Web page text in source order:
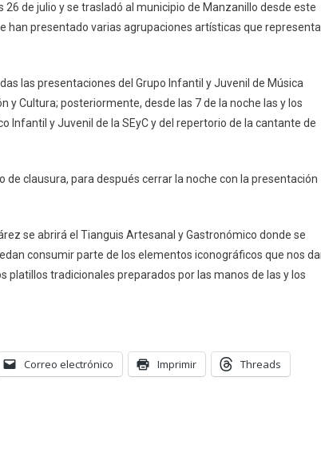
de julio y se trasladó al municipio de Manzanillo desde este
han presentado varias agrupaciones artísticas que
las presentaciones del Grupo Infantil y Juvenil de Música
y Cultura; posteriormente, desde las 7 de la noche las y los
y Juvenil de la SEyC y del repertorio de la cantante de
de clausura, para después cerrar la noche con la presentación
se abrirá el Tianguis Artesanal y Gastronómico donde se
consumir parte de los elementos iconográficos que nos
tradicionales preparados por las manos de las y los
Correo electrónico Imprimir Threads